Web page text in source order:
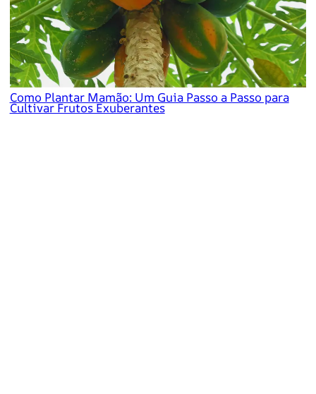
Como Plantar Mamão: Um Guia Passo a Passo para
Cultivar Frutos Exuberantes